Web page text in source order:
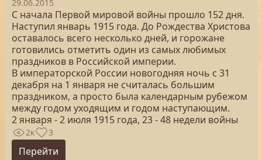
29.06.2015
С начала Первой мировой войны прошло 152 дня.
Наступил январь 1915 года. До Рождества Христова
оставалось всего несколько дней, и горожане
готовились отметить один из самых любимых
праздников в Российской империи.
В императорской России новогодняя ночь с 31
декабря на 1 января не считалась большим
праздником, а просто была календарным рубежом
между годом уходящим и годом наступающим.
2 января - 2 июля 1915 года, 23 - 48 недели войны
2к 3
Перейти